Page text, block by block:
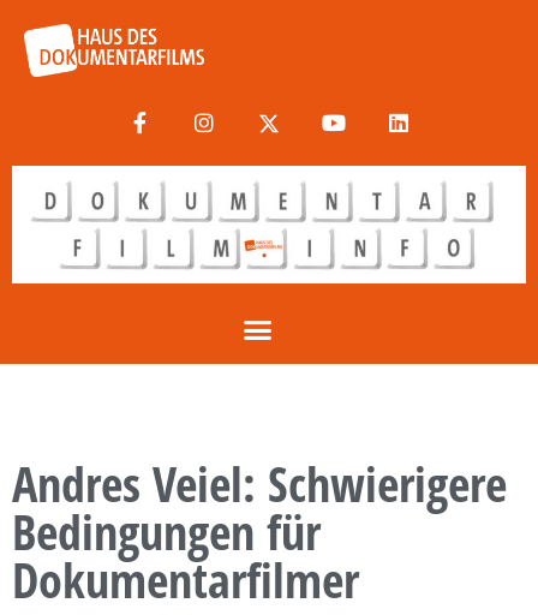
Andres Veiel: Schwierigere
Bedingungen für
Dokumentarfilmer